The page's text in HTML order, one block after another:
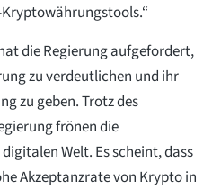
die Regierung aufgefordert,
zu verdeutlichen und ihr
zu geben. Trotz des
frönen die
Welt. Es scheint, dass
Akzeptanzrate von Krypto in